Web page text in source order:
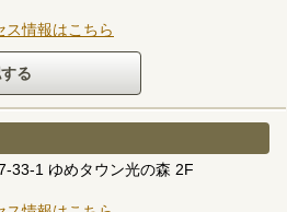
ス情報はこちら
33-1 ゆめタウン光の森 2F